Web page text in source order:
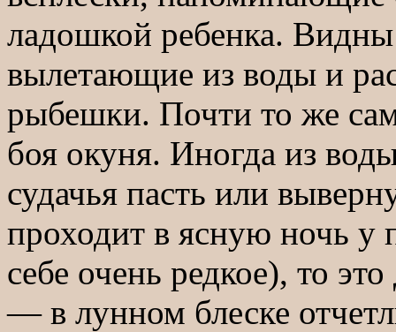
ладошкой ребенка.
вылетающие из воды и
рыбешки. Почти то же
боя окуня. Иногда из
судачья пасть или
проходит в ясную ночь у
себе очень редкое), то
— в лунном блеске